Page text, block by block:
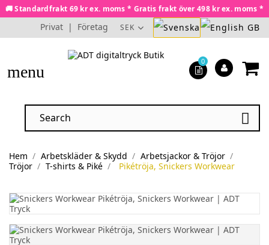
🚚 Standardfrakt 69 kr ex. moms * Gratis frakt över 498 kr ex. moms *
Privat | Företag SEK
menu

0
Hem Arbetskläder & Skydd
Arbetsjackor & Tröjor
Tröjor
T-shirts & Piké Pikétröja, Snickers Workwear